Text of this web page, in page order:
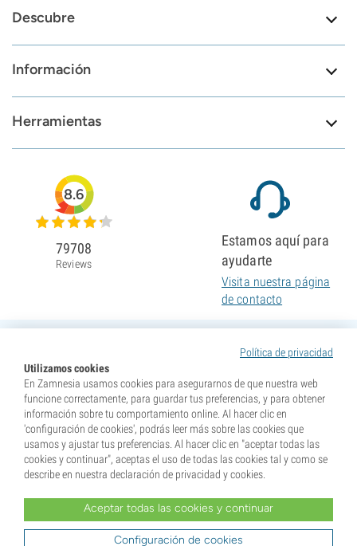
Descubre
Información
Herramientas
Política de privacidad
Utilizamos cookies
En Zamnesia usamos cookies para asegurarnos de que nuestra web
funcione correctamente, para guardar tus preferencias, y para obtener
información sobre tu comportamiento online. Al hacer clic en
'configuración de cookies', podrás leer más sobre las cookies que
usamos y ajustar tus preferencias. Al hacer clic en "aceptar todas las
cookies y continuar", aceptas el uso de todas las cookies tal y como se
describe en nuestra declaración de privacidad y cookies.
Aceptar todas las cookies y continuar
Configuración de cookies
8.6
79708
Reviews
Estamos aquí para
ayudarte
Visita nuestra página
de contacto
* Nuestras semillas se venden como suvenires. La germinación de semillas es ilegal en muchos
tu lugar de residencia y que conoces las normativas locales. También eximes de toda responsabilidad a